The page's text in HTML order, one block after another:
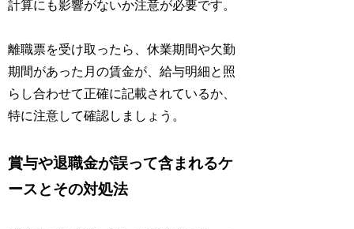
計算にも影響がないか注意が必要です。
離職票を受け取ったら、休業期間や欠勤
期間があった月の賃金が、給与明細と照
らし合わせて正確に記載されているか、
特に注意して確認しましょう。
賞与や退職金が誤って含まれるケ
ースとその対処法